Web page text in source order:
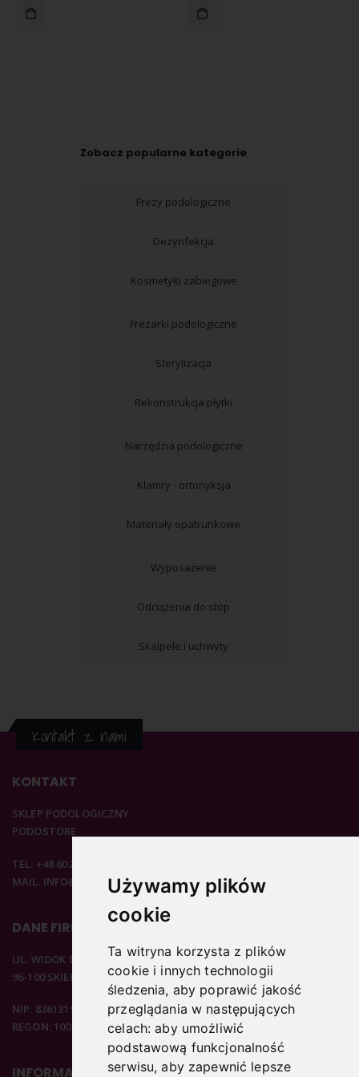
Używamy plików
cookie
Ta witryna korzysta z plików
cookie i innych technologii
śledzenia, aby poprawić jakość
przeglądania w następujących
celach:aby umożliwić
podstawową funkcjonalność
serwisu,aby zapewnić lepsze
Zobacz popularne kategorie
Frezy podologiczne
Dezynfekcja
Kosmetyki zabiegowe
Frezarki podologiczne
Sterylizacja
Rekonstrukcja płytki
Narzędzia podologiczne
Klamry - ortonyksja
Materiały opatrunkowe
Wyposażenie
Odciążenia do stóp
Skalpele i uchwyty
Kontakt z nami
KONTAKT
SKLEP PODOLOGICZNY
PODOSTORE
TEL. +48 602 537 894
MAIL. INFO@PODOSTORE.PL
DANE FIRMOWE
UL. WIDOK 15B
96-100 SKIERNIEWICE
NIP: 8361319313
REGON: 100297020
INFORMACJE